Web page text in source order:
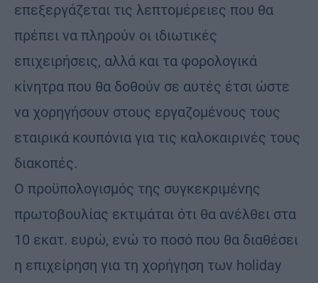
επεξεργάζεται τις λεπτομέρειες που θα
πρέπει να πληρούν οι ιδιωτικές
επιχειρήσεις, αλλά και τα φορολογικά
κίνητρα που θα δοθούν σε αυτές έτσι ώστε
να χορηγήσουν στους εργαζομένους τους
εταιρικά κουπόνια για τις καλοκαιρινές τους
διακοπές.
Ο προϋπολογισμός της συγκεκριμένης
πρωτοβουλίας εκτιμάται ότι θα ανέλθει στα
10 εκατ. ευρώ, ενώ το ποσό που θα διαθέσει
η επιχείρηση για τη χορήγηση των holiday